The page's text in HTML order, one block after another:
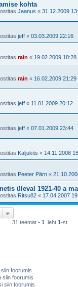
kohta
Jaanus « 31.12.2009
jeff « 03.03.2009 22:16
rain « 19.02.2009 18:28
rain « 16.02.2009 21:29
jeff « 11.01.2009 20:12
jeff « 07.01.2009 23:44
Kaljukits « 14.11.2008
Peeter Pärn «
üleval 1921-40 a
Ritsu82 « 17.04.2007
31 teemat • 1 . leht 1-st
foorumis
siin foorumis
siin foorumis